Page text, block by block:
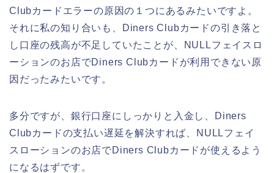
Clubカードエラーの原因の１つにあるみたいですよ。
それに私の知り合いも、Diners Clubカードの引き落と
し口座の残高が不足していたことが、NULLフェイスロ
ーションのお店でDiners Clubカードが利用できない原
因だったみたいです。
多分ですが、銀行口座にしっかりと入金し、Diners
Clubカードの支払い遅延を解決すれば、NULLフェイ
スローションのお店でDiners Clubカードが使えるよう
になるはずです。